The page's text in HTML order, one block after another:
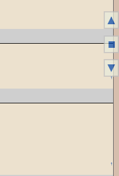
↑
↑
↑
▲
■
▼